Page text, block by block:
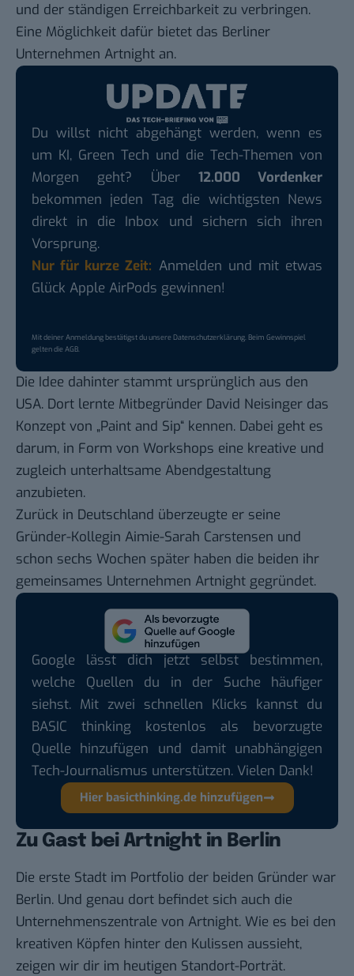
und der ständigen Erreichbarkeit zu verbringen.
Eine Möglichkeit dafür bietet das Berliner
Unternehmen Artnight an.
Du willst nicht abgehängt werden, wenn es
um KI, Green Tech und die Tech-Themen von
Morgen geht? Über 12.000 Vordenker
bekommen jeden Tag die wichtigsten News
direkt in die Inbox und sichern sich ihren
Vorsprung.
Nur für kurze Zeit: Anmelden und mit etwas
Glück Apple AirPods gewinnen!
Mit deiner Anmeldung bestätigst du unsereDatenschutzerklärung. Beim Gewinnspiel
gelten dieAGB.
Die Idee dahinter stammt ursprünglich aus den
USA. Dort lernte Mitbegründer David Neisinger das
Konzept von „Paint and Sip“ kennen. Dabei geht es
darum, in Form von Workshops eine kreative und
zugleich unterhaltsame Abendgestaltung
anzubieten.
Zurück in Deutschland überzeugte er seine
Gründer-Kollegin Aimie-Sarah Carstensen und
schon sechs Wochen später haben die beiden ihr
gemeinsames Unternehmen Artnight gegründet.
Google lässt dich jetzt selbst bestimmen,
welche Quellen du in der Suche häufiger
siehst. Mit zwei schnellen Klicks kannst du
BASIC thinking kostenlos als bevorzugte
Quelle hinzufügen und damit unabhängigen
Tech-Journalismus unterstützen. Vielen Dank!
Hier basicthinking.de hinzufügen
Zu Gast bei Artnight in Berlin
Die erste Stadt im Portfolio der beiden Gründer war
Berlin. Und genau dort befindet sich auch die
Unternehmenszentrale von Artnight. Wie es bei den
kreativen Köpfen hinter den Kulissen aussieht,
zeigen wir dir im heutigen Standort-Porträt.